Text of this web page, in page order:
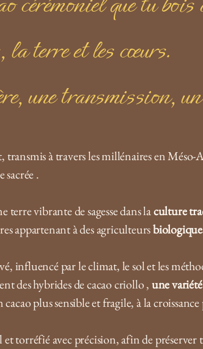
la terre et les cœurs.
une transmission,
transmis à travers les millénaires en
.
vibrante de sagesse dans laculture
appartenant à des agriculteurs
influencé par le climat, le sol et les
des hybrides de cacao criollo ,une
plus sensible et fragile, à la
torréfié avec précision, afin de préserver